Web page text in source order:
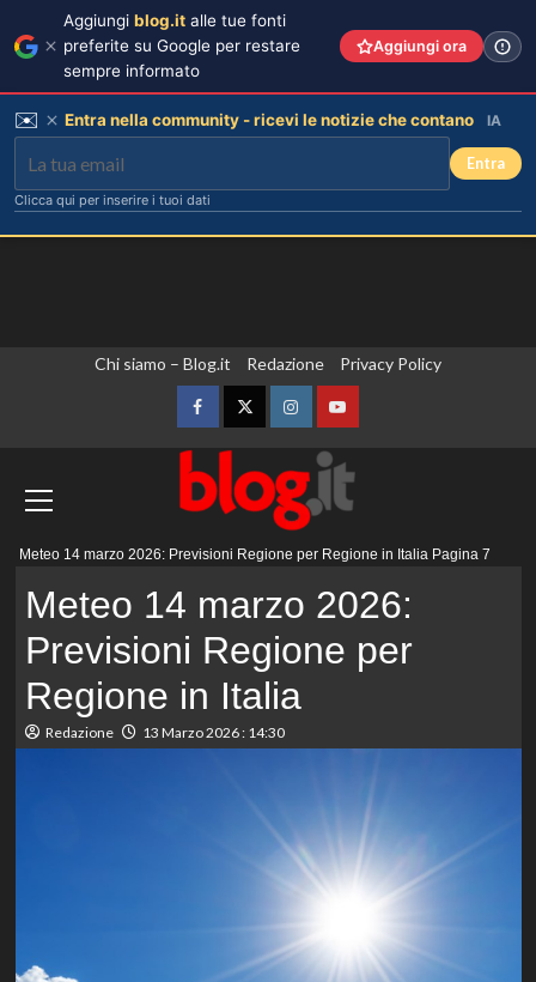
Chi siamo – Blog.it Redazione Privacy Policy
FacebookTwitterInstagramYouTube
Meteo 14 marzo 2026: Previsioni Regione per Regione in Italia Pagina 7
Meteo 14 marzo 2026:
Previsioni Regione per
Regione in Italia
Redazione 13 Marzo 2026 : 14:30
Aggiungi blog.it alle tue fonti
preferite su Google per restare
sempre informato
Aggiungi ora
✉️ Entra nella community - ricevi le notizie che contano IA
Entra
Clicca qui per inserire i tuoi dati